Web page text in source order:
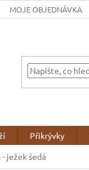
MOJE OBJEDNÁVKA
Přikrývky
ježek šedá